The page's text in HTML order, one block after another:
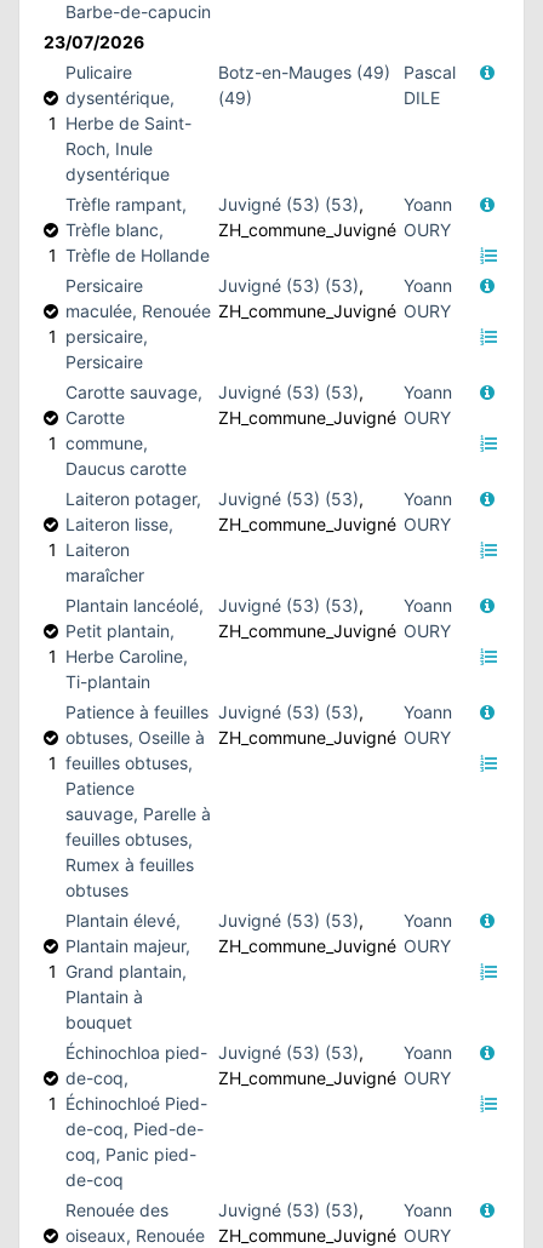
Barbe-de-capucin
23/07/2026
1
Pulicaire
dysentérique,
Herbe de Saint-
Roch, Inule
dysentérique
Botz-en-Mauges (49)
(49)
Pascal
DILE
1
Trèfle rampant,
Trèfle blanc,
Trèfle de Hollande
Juvigné (53) (53),
ZH_commune_Juvigné
Yoann
OURY
1
Persicaire
maculée, Renouée
persicaire,
Persicaire
Juvigné (53) (53),
ZH_commune_Juvigné
Yoann
OURY
1
Carotte sauvage,
Carotte
commune,
Daucus carotte
Juvigné (53) (53),
ZH_commune_Juvigné
Yoann
OURY
1
Laiteron potager,
Laiteron lisse,
Laiteron
maraîcher
Juvigné (53) (53),
ZH_commune_Juvigné
Yoann
OURY
1
Plantain lancéolé,
Petit plantain,
Herbe Caroline,
Ti-plantain
Juvigné (53) (53),
ZH_commune_Juvigné
Yoann
OURY
1
Patience à feuilles
obtuses, Oseille à
feuilles obtuses,
Patience
sauvage, Parelle à
feuilles obtuses,
Rumex à feuilles
obtuses
Juvigné (53) (53),
ZH_commune_Juvigné
Yoann
OURY
1
Plantain élevé,
Plantain majeur,
Grand plantain,
Plantain à
bouquet
Juvigné (53) (53),
ZH_commune_Juvigné
Yoann
OURY
1
Échinochloa pied-
de-coq,
Échinochloé Pied-
de-coq, Pied-de-
coq, Panic pied-
de-coq
Juvigné (53) (53),
ZH_commune_Juvigné
Yoann
OURY
Renouée des
oiseaux, Renouée
Juvigné (53) (53),
ZH_commune_Juvigné
Yoann
OURY